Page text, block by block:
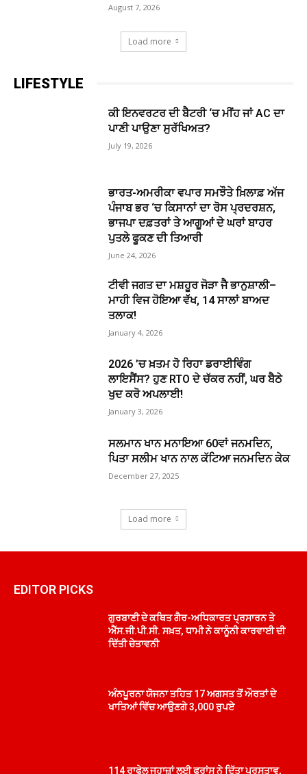
August 7, 2026
Load more
LIFESTYLE
ਕੀ ਇਨਵਰਟਰ ਦੀ ਬੈਟਰੀ ‘ਚ ਮੀਂਹ ਜਾਂ AC ਦਾ
ਪਾਣੀ ਪਾਉਣਾ ਸੁਰੱਖਿਅਤ?
July 19, 2026
ਭਾਰਤ-ਅਮਰੀਕਾ ਵਪਾਰ ਸਮਝੌਤੇ ਖ਼ਿਲਾਫ਼ ਅੱਜ
ਪੰਜਾਬ ਭਰ ‘ਚ ਕਿਸਾਨਾਂ ਦਾ ਰੋਸ ਪ੍ਰਦਰਸ਼ਨ,
ਭਾਜਪਾ ਦਫ਼ਤਰਾਂ ਤੇ ਆਗੂਆਂ ਦੇ ਘਰਾਂ ਬਾਹਰ
ਪੁਤਲੇ ਫੂਕਣ ਦੀ ਤਿਆਰੀ
June 24, 2026
ਟੀਵੀ ਜਗਤ ਦਾ ਮਸ਼ਹੂਰ ਜੋੜਾ ਜੈ ਭਾਨੁਸ਼ਾਲੀ–
ਮਾਹੀ ਵਿਜ ਹੋਇਆ ਵੱਖ, 14 ਸਾਲਾਂ ਬਾਅਦ
ਤਲਾਕ!
January 4, 2026
2026 ’ਚ ਖ਼ਤਮ ਹੋ ਰਿਹਾ ਡਰਾਈਵਿੰਗ
ਲਾਇਸੈਂਸ? ਹੁਣ RTO ਦੇ ਚੱਕਰ ਨਹੀਂ, ਘਰ ਬੈਠੇ
ਖੁਦ ਕਰੋ ਅਪਲਾਈ!
January 3, 2026
ਸਲਮਾਨ ਖਾਨ ਮਨਾਇਆ 60ਵਾਂ ਜਨਮਦਿਨ,
ਪਿਤਾ ਸਲੀਮ ਖਾਨ ਨਾਲ ਕੱਟਿਆ ਜਨਮਦਿਨ ਕੇਕ
December 27, 2025
Load more
EDITOR PICKS
ਗੁਰਬਾਣੀ ਦੇ ਕਥਿਤ ਗੈਰ-ਅਧਿਕਾਰਤ ਪ੍ਰਸਾਰਨ ਤੇ
ਐੱਸ.ਜੀ.ਪੀ.ਸੀ. ਸਖ਼ਤ, ਧਾਮੀ ਨੇ ਕਾਨੂੰਨੀ ਕਾਰਵਾਈ ਦੀ
ਦਿੱਤੀ ਚੇਤਾਵਨੀ
ਅੰਨਪੂਰਨਾ ਯੋਜਨਾ ਤਹਿਤ 17 ਅਗਸਤ ਤੋਂ ਔਰਤਾਂ ਦੇ
ਖਾਤਿਆਂ ਵਿੱਚ ਆਉਣਗੇ 3,000 ਰੁਪਏ
114 ਰਾਫੇਲ ਜਹਾਜ਼ਾਂ ਲਈ ਫਰਾਂਸ ਨੇ ਦਿੱਤਾ ਪ੍ਰਸਤਾਵ,